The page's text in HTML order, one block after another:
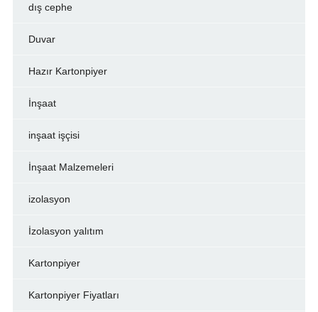
dış cephe
Duvar
Hazır Kartonpiyer
İnşaat
inşaat işçisi
İnşaat Malzemeleri
izolasyon
İzolasyon yalıtım
Kartonpiyer
Kartonpiyer Fiyatları